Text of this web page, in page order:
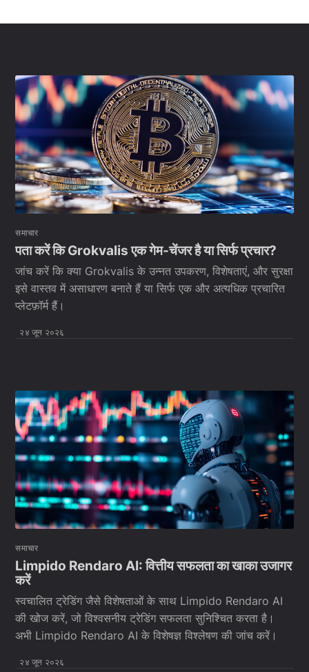
समाचार
पता करें कि Grokvalis एक गेम-चेंजर है या सिर्फ प्रचार?
जांच करें कि क्या Grokvalis के उन्नत उपकरण, विशेषताएं, और सुरक्षा
इसे वास्तव में असाधारण बनाते हैं या सिर्फ एक और अत्यधिक प्रचारित
प्लेटफ़ॉर्म हैं।
२४ जून २०२६
समाचार
Limpido Rendaro AI: वित्तीय सफलता का खाका उजागर
करें
स्वचालित ट्रेडिंग जैसे विशेषताओं के साथ Limpido Rendaro AI
की खोज करें, जो विश्वसनीय ट्रेडिंग सफलता सुनिश्चित करता है।
अभी Limpido Rendaro AI के विशेषज्ञ विश्लेषण की जांच करें।
२४ जून २०२६